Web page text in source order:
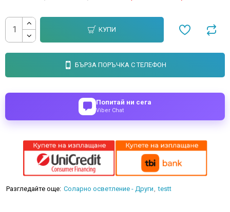
КУПИ
БЪРЗА ПОРЪЧКА С ТЕЛЕФОН
Попитай ни сега
Viber Chat
Разгледайте още: Соларно осветление - Други testt